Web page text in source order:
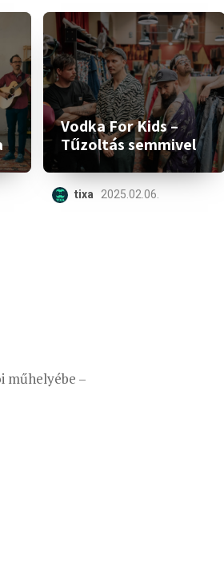
Vodka For Kids –
Tűzoltás semmivel
tixa 2025.02.06.
műhelyébe –